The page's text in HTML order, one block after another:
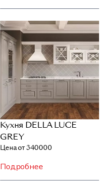
Кухня DELLA LUCE
GREY
Цена от 340000
Подробнее